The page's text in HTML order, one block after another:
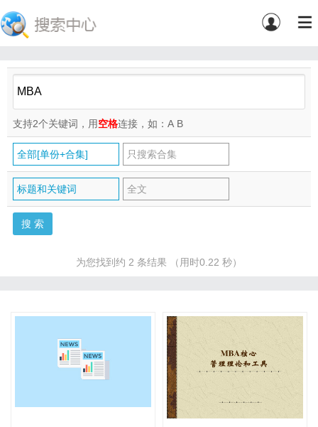
支持2个关键词，用空格连接，如：A B
全部[单份+合集] 只搜索合集
标题和关键词 全文
为您找到约 2 条结果 （用时0.22 秒）